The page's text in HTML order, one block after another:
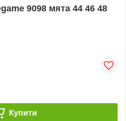
9098 мята 44 46 48
Купити